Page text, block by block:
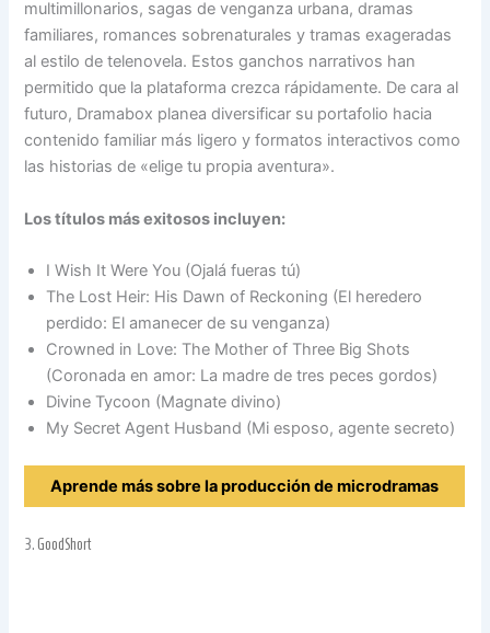
multimillonarios, sagas de venganza urbana, dramas
familiares, romances sobrenaturales y tramas exageradas
al estilo de telenovela. Estos ganchos narrativos han
permitido que la plataforma crezca rápidamente. De cara al
futuro, Dramabox planea diversificar su portafolio hacia
contenido familiar más ligero y formatos interactivos como
las historias de «elige tu propia aventura».
Los títulos más exitosos incluyen:
I Wish It Were You (Ojalá fueras tú)
The Lost Heir: His Dawn of Reckoning (El heredero
perdido: El amanecer de su venganza)
Crowned in Love: The Mother of Three Big Shots
(Coronada en amor: La madre de tres peces gordos)
Divine Tycoon (Magnate divino)
My Secret Agent Husband (Mi esposo, agente secreto)
Aprende más sobre la producción de microdramas
3. GoodShort